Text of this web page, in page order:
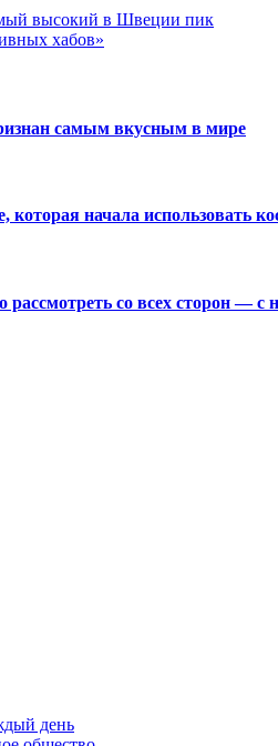
высокий в Швеции пик
хабов»
самым вкусным в мире
которая начала использовать
со всех сторон — с
день